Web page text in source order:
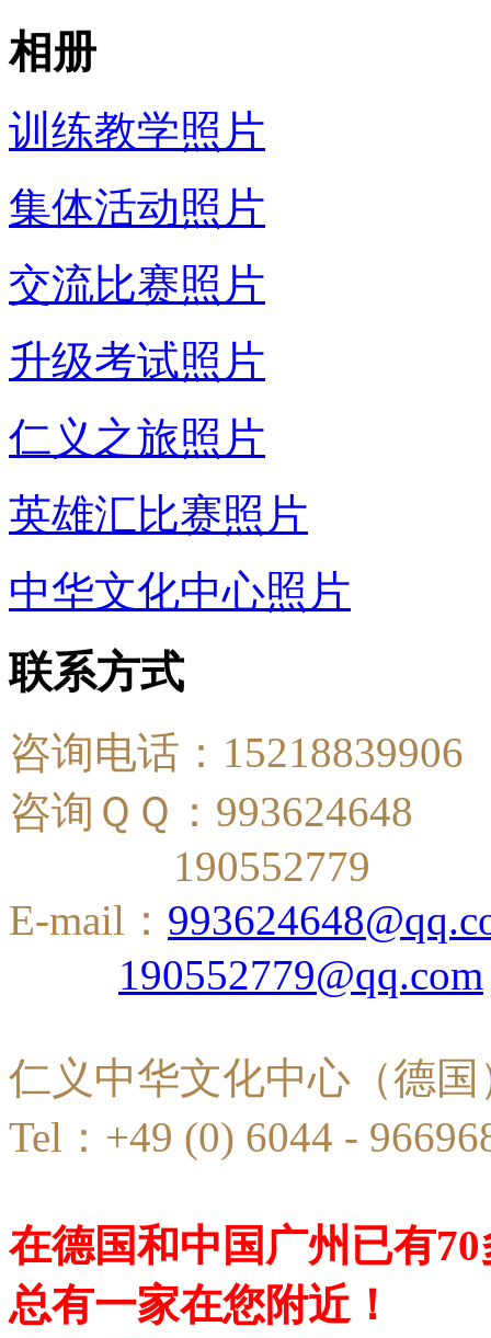
相册
训练教学照片
集体活动照片
交流比赛照片
升级考试照片
仁义之旅照片
英雄汇比赛照片
中华文化中心照片
联系方式
咨询电话：15218839906
咨询ＱＱ：993624648
190552779
E-mail：
190552779@qq.com
仁义中华文化中心（德国
Tel：+49 (0) 6044 -
在德国和中国广州已有
总有一家在您附近！